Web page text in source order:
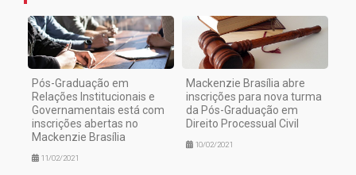
Pós-Graduação em
Relações Institucionais e
Governamentais está com
inscrições abertas no
Mackenzie Brasília
11/02/2021
Mackenzie Brasília abre
inscrições para nova turma
da Pós-Graduação em
Direito Processual Civil
10/02/2021